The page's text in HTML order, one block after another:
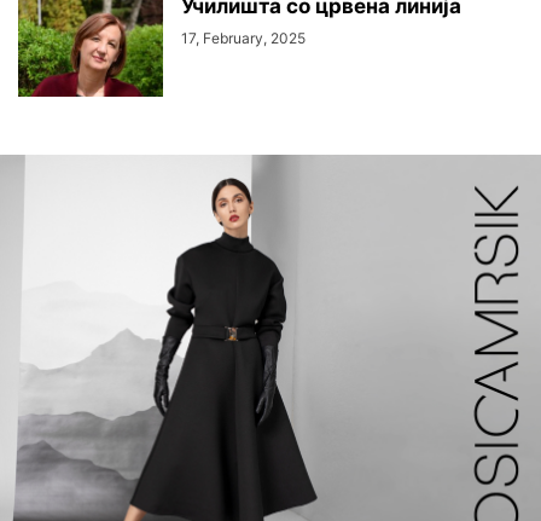
Училишта со црвена линија
17, February, 2025